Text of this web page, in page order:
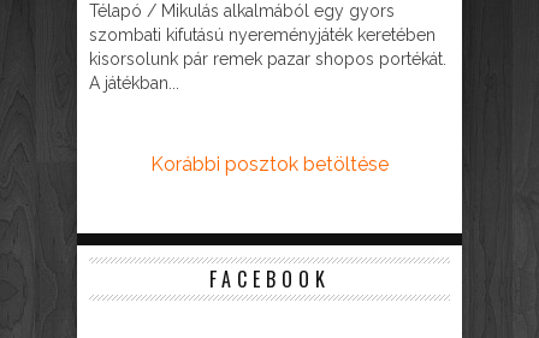
Télapó / Mikulás alkalmából egy gyors
szombati kifutású nyereményjáték keretében
kisorsolunk pár remek pazar shopos portékát.
A játékban...
Korábbi posztok betöltése
FACEBOOK